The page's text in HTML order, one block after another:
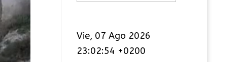
e
g
Vie, 07 Ago 2026
23:02:54 +0200